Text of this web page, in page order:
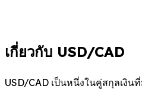
เกี่ยวกับ USD/CAD
USD/CAD เป็นหนึ่งในคู่สกุลเงิ